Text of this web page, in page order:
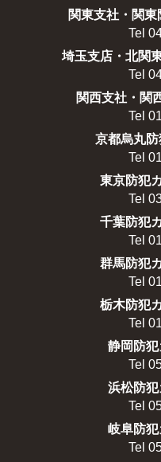
関東支社・関
Tel
埼玉支店・北関
Tel
関西支社・関
Tel
京都烏丸
Tel
東京防犯
Tel
千葉防犯
Tel
群馬防犯
Tel
栃木防犯
Tel
静岡防
Tel
浜松防
Tel
岐阜防
Tel